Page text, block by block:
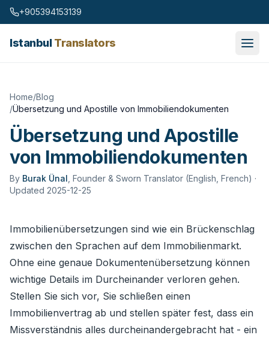
Skip to content
+905394153139
IstanbulTranslators
Home/Blog
/Übersetzung und Apostille von Immobiliendokumenten
Übersetzung und Apostille
von Immobiliendokumenten
By Burak Ünal Founder & Sworn Translator (English, French) ·
Updated 2025-12-25
Immobilienübersetzungen sind wie ein Brückenschlag
zwischen den Sprachen auf dem Immobilienmarkt.
Ohne eine genaue Dokumentenübersetzung können
wichtige Details im Durcheinander verloren gehen.
Stellen Sie sich vor, Sie schließen einen
Immobilienvertrag ab und stellen später fest, dass ein
Missverständnis alles durcheinandergebracht hat - ein